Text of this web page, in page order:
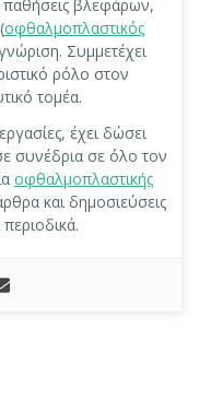
παθήσεις βλεφάρων,
οφθαλμοπλαστικός
Συμμετέχει
ρόλο στον
τομέα.
έχει δώσει
συνέδρια σε όλο τον
οφθαλμοπλαστικής
και δημοσιεύσεις